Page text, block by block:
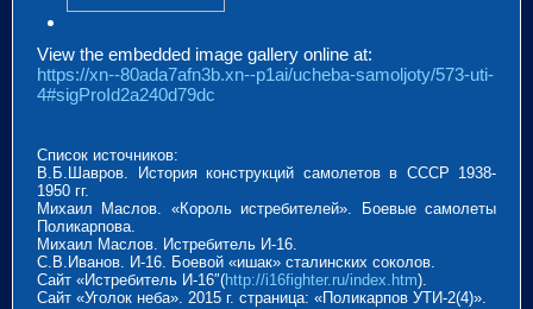
View the embedded image gallery online at:
https://xn--80ada7afn3b.xn--p1ai/ucheba-samoljoty/573-uti-
4#sigProId2a240d79dc
Список источников:
В.Б.Шавров. История конструкций самолетов в СССР 1938-
1950 гг.
Михаил Маслов. «Король истребителей». Боевые самолеты
Поликарпова.
Михаил Маслов. Истребитель И-16.
С.В.Иванов. И-16. Боевой «ишак» сталинских соколов.
Сайт «Истребитель И-16″(http://i16fighter.ru/index.htm).
Сайт «Уголок неба». 2015 г. страница: «Поликарпов УТИ-2(4)».